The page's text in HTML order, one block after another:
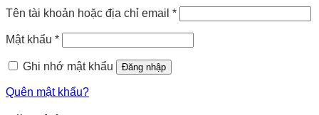
Tên tài khoản hoặc địa chỉ email *
Mật khẩu *
Ghi nhớ mật khẩu Đăng nhập
Quên mật khẩu?